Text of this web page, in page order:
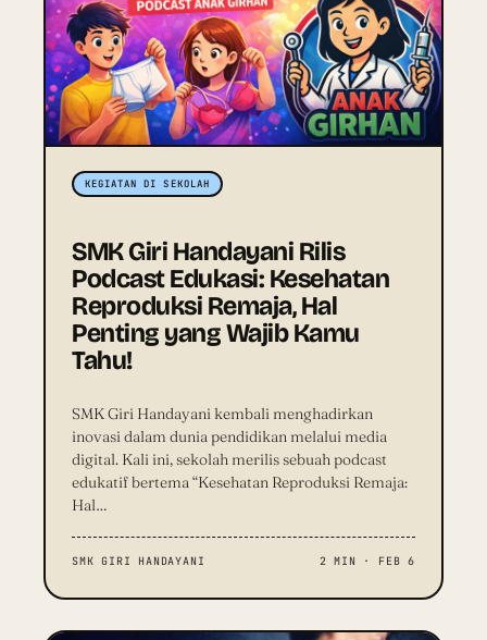
KEGIATAN DI SEKOLAH
SMK Giri Handayani Rilis
Podcast Edukasi: Kesehatan
Reproduksi Remaja, Hal
Penting yang Wajib Kamu
Tahu!
SMK Giri Handayani kembali menghadirkan
inovasi dalam dunia pendidikan melalui media
digital. Kali ini, sekolah merilis sebuah podcast
edukatif bertema “Kesehatan Reproduksi Remaja:
Hal…
SMK GIRI HANDAYANI 2 MIN · FEB 6